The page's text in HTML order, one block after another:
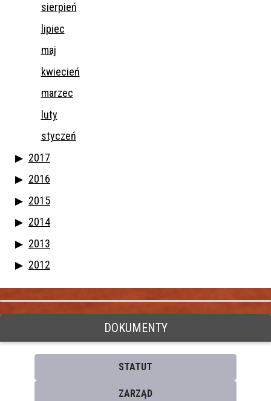
sierpień
lipiec
maj
kwiecień
marzec
luty
styczeń
2017
2016
2015
2014
2013
2012
DOKUMENTY
STATUT
ZARZĄD